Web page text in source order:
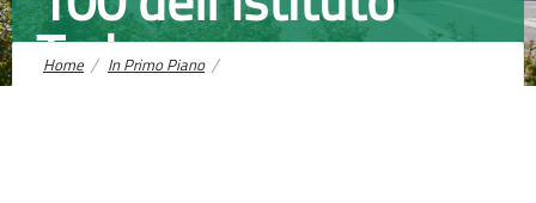
Tedesco
Home
In Primo Piano